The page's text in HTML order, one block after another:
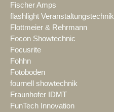
Fischer Amps
flashlight Veranstaltungstechnik
Flottmeier & Rehrmann
Focon Showtechnic
Focusrite
Fohhn
Fotoboden
fournell showtechnik
Fraunhofer IDMT
FunTech Innovation